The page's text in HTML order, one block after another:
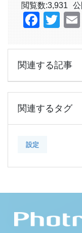
閲覧数:3,931
関連する記事
関連するタグ
設定